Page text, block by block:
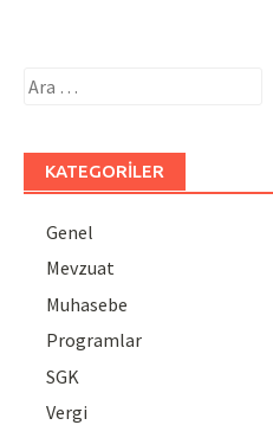
Arama:
KATEGORILER
Genel
Mevzuat
Muhasebe
Programlar
SGK
Vergi